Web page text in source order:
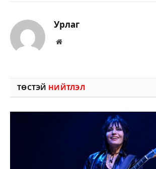
Урлаг
Вэбсайт
ТӨСТЭЙ НИЙТЛЭЛ